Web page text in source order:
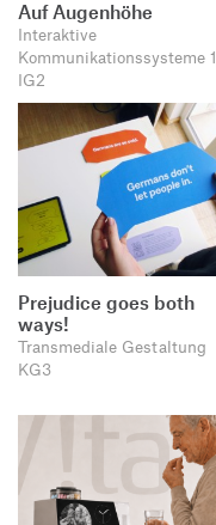
Auf Augenhöhe
Interaktive
Kommunikationssysteme 1
IG2
Prejudice goes both
ways!
Transmediale Gestaltung
KG3